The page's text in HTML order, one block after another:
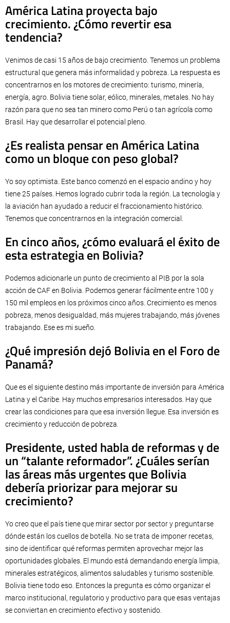
América Latina proyecta bajo
crecimiento. ¿Cómo revertir esa
tendencia?
Venimos de casi 15 años de bajo crecimiento. Tenemos un problema
estructural que genera más informalidad y pobreza. La respuesta es
concentrarnos en los motores de crecimiento: turismo, minería,
energía, agro. Bolivia tiene solar, eólico, minerales, metales. No hay
razón para que no sea tan minero como Perú o tan agrícola como
Brasil. Hay que desarrollar el potencial pleno.
¿Es realista pensar en América Latina
como un bloque con peso global?
Yo soy optimista. Este banco comenzó en el espacio andino y hoy
tiene 25 países. Hemos logrado cubrir toda la región. La tecnología y
la aviación han ayudado a reducir el fraccionamiento histórico.
Tenemos que concentrarnos en la integración comercial.
En cinco años, ¿cómo evaluará el éxito de
esta estrategia en Bolivia?
Podemos adicionarle un punto de crecimiento al PIB por la sola
acción de CAF en Bolivia. Podemos generar fácilmente entre 100 y
150 mil empleos en los próximos cinco años. Crecimiento es menos
pobreza, menos desigualdad, más mujeres trabajando, más jóvenes
trabajando. Ese es mi sueño.
¿Qué impresión dejó Bolivia en el Foro de
Panamá?
Que es el siguiente destino más importante de inversión para América
Latina y el Caribe. Hay muchos empresarios interesados. Hay que
crear las condiciones para que esa inversión llegue. Esa inversión es
crecimiento y reducción de pobreza.
Presidente, usted habla de reformas y de
un “talante reformador”. ¿Cuáles serían
las áreas más urgentes que Bolivia
debería priorizar para mejorar su
crecimiento?
Yo creo que el país tiene que mirar sector por sector y preguntarse
dónde están los cuellos de botella. No se trata de imponer recetas,
sino de identificar qué reformas permiten aprovechar mejor las
oportunidades globales. El mundo está demandando energía limpia,
minerales estratégicos, alimentos saludables y turismo sostenible.
Bolivia tiene todo eso. Entonces la pregunta es cómo organizar el
marco institucional, regulatorio y productivo para que esas ventajas
se conviertan en crecimiento efectivo y sostenido.